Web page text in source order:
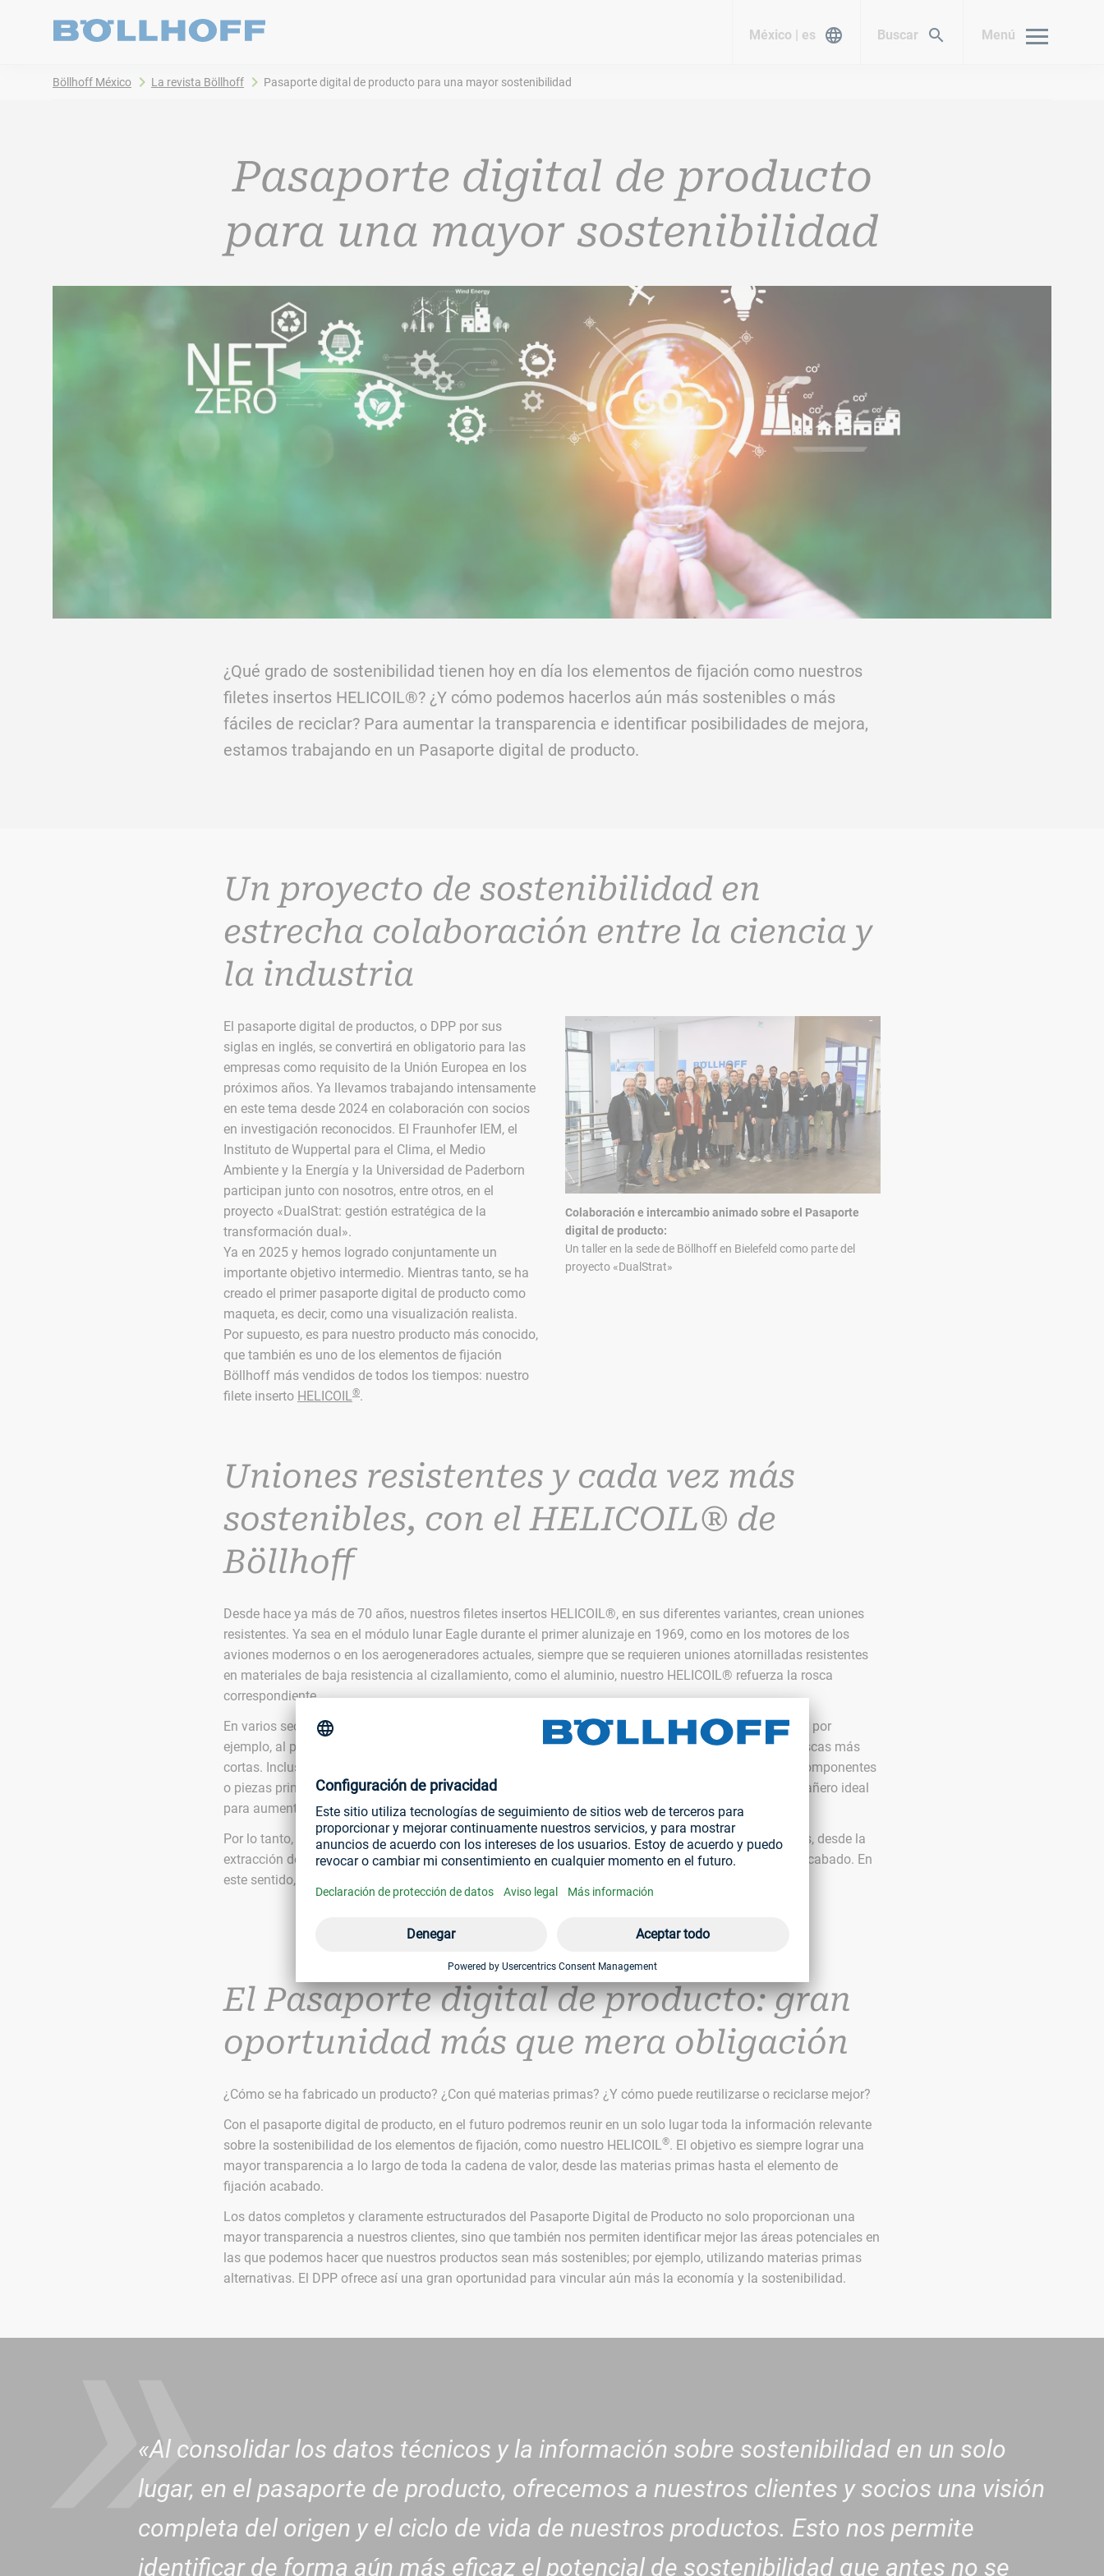
México | es Buscar Menú
Böllhoff México La revista Böllhoff Pasaporte digital de producto para una mayor sostenibilidad
Pasaporte digital de producto
para una mayor sostenibilidad
¿Qué grado de sostenibilidad tienen hoy en día los elementos de fijación como nuestros
filetes insertos HELICOIL®? ¿Y cómo podemos hacerlos aún más sostenibles o más
fáciles de reciclar? Para aumentar la transparencia e identificar posibilidades de mejora,
estamos trabajando en un Pasaporte digital de producto.
Un proyecto de sostenibilidad en
estrecha colaboración entre la ciencia y
la industria
El pasaporte digital de productos, o DPP por sus
siglas en inglés, se convertirá en obligatorio para las
empresas como requisito de la Unión Europea en los
próximos años. Ya llevamos trabajando intensamente
en este tema desde 2024 en colaboración con socios
en investigación reconocidos. El Fraunhofer IEM, el
Instituto de Wuppertal para el Clima, el Medio
Ambiente y la Energía y la Universidad de Paderborn
participan junto con nosotros, entre otros, en el
proyecto «DualStrat: gestión estratégica de la
transformación dual».
Ya en 2025 y hemos logrado conjuntamente un
importante objetivo intermedio. Mientras tanto, se ha
creado el primer pasaporte digital de producto como
maqueta, es decir, como una visualización realista.
Por supuesto, es para nuestro producto más conocido,
que también es uno de los elementos de fijación
Böllhoff más vendidos de todos los tiempos: nuestro
filete inserto HELICOIL®.
Colaboración e intercambio animado sobre el Pasaporte
digital de producto:
Un taller en la sede de Böllhoff en Bielefeld como parte del
proyecto «DualStrat»
Uniones resistentes y cada vez más
sostenibles, con el HELICOIL® de
Böllhoff
Desde hace ya más de 70 años, nuestros filetes insertos HELICOIL®, en sus diferentes variantes, crean uniones
resistentes. Ya sea en el módulo lunar Eagle durante el primer alunizaje en 1969, como en los motores de los
aviones modernos o en los aerogeneradores actuales, siempre que se requieren uniones atornilladas resistentes
en materiales de baja resistencia al cizallamiento, como el aluminio, nuestro HELICOIL® refuerza la rosca
correspondiente.
En varios sectores, estos pequeños filetes roscados facilitan la fabricación de estructuras lightweight; por
ejemplo, al permitir usar materiales más ligeros o reducir el tamaño de los componentes mediante roscas más
cortas. Incluso es posible reparar las roscas dañadas usando estos insertos, lo que permite que los componentes
o piezas principales tengan mayor durabilidad. Dicho de otro modo: ¡nuestro HELICOIL® es un compañero ideal
para aumentar la sostenibilidad!
Por lo tanto, es hora de hacer que, tanto el HELICOIL como otros productos, sean aún más sostenibles, desde la
extracción de materias primas en nuestra cadena de valor ascendente hasta el elemento de fijación acabado. En
este sentido, el pasaporte digital de producto nos proporciona valiosas pistas.
El Pasaporte digital de producto: gran
oportunidad más que mera obligación
¿Cómo se ha fabricado un producto? ¿Con qué materias primas? ¿Y cómo puede reutilizarse o reciclarse mejor?
Con el pasaporte digital de producto, en el futuro podremos reunir en un solo lugar toda la información relevante
sobre la sostenibilidad de los elementos de fijación, como nuestro HELICOIL®. El objetivo es siempre lograr una
mayor transparencia a lo largo de toda la cadena de valor, desde las materias primas hasta el elemento de
fijación acabado.
Los datos completos y claramente estructurados del Pasaporte Digital de Producto no solo proporcionan una
mayor transparencia a nuestros clientes, sino que también nos permiten identificar mejor las áreas potenciales en
las que podemos hacer que nuestros productos sean más sostenibles; por ejemplo, utilizando materias primas
alternativas. El DPP ofrece así una gran oportunidad para vincular aún más la economía y la sostenibilidad.
«Al consolidar los datos técnicos y la información sobre sostenibilidad en un solo
lugar, en el pasaporte de producto, ofrecemos a nuestros clientes y socios una visión
completa del origen y el ciclo de vida de nuestros productos. Esto nos permite
identificar de forma aún más eficaz el potencial de sostenibilidad que antes no se
»